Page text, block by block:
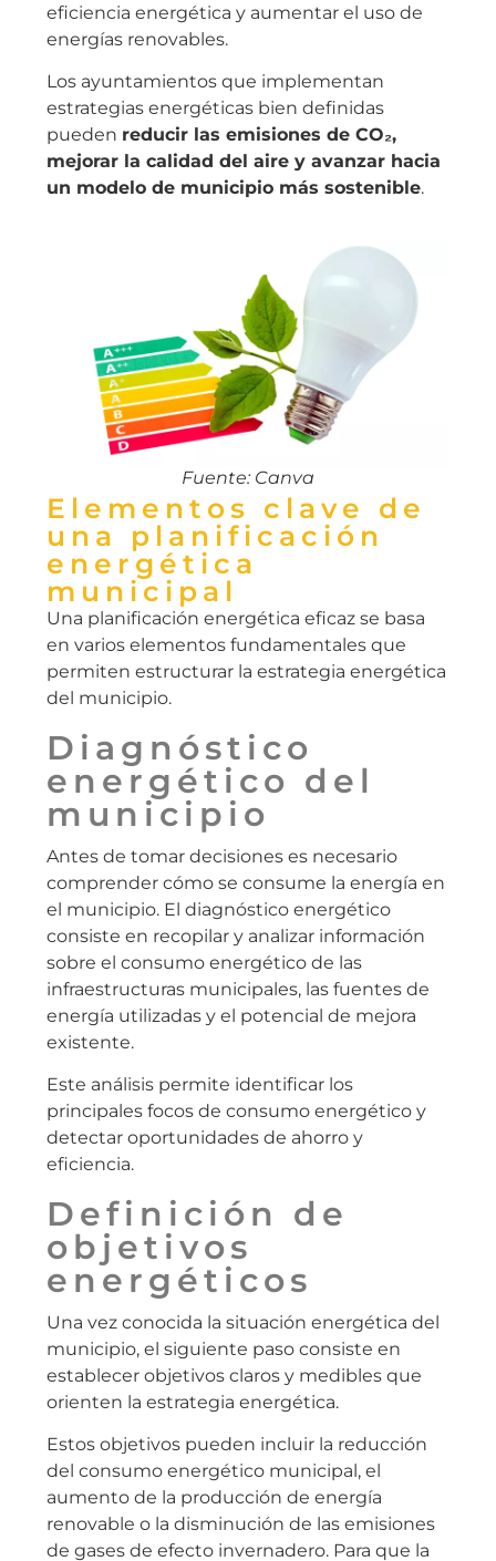
eficiencia energética y aumentar el uso de
energías renovables.
Los ayuntamientos que implementan
estrategias energéticas bien definidas
pueden reducir las emisiones de CO₂,
mejorar la calidad del aire y avanzar hacia
un modelo de municipio más sostenible.
Fuente: Canva
Elementos clave de
una planificación
energética
municipal
Una planificación energética eficaz se basa
en varios elementos fundamentales que
permiten estructurar la estrategia energética
del municipio.
Diagnóstico
energético del
municipio
Antes de tomar decisiones es necesario
comprender cómo se consume la energía en
el municipio. El diagnóstico energético
consiste en recopilar y analizar información
sobre el consumo energético de las
infraestructuras municipales, las fuentes de
energía utilizadas y el potencial de mejora
existente.
Este análisis permite identificar los
principales focos de consumo energético y
detectar oportunidades de ahorro y
eficiencia.
Definición de
objetivos
energéticos
Una vez conocida la situación energética del
municipio, el siguiente paso consiste en
establecer objetivos claros y medibles que
orienten la estrategia energética.
Estos objetivos pueden incluir la reducción
del consumo energético municipal, el
aumento de la producción de energía
renovable o la disminución de las emisiones
de gases de efecto invernadero. Para que la